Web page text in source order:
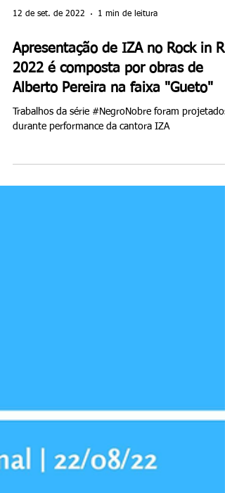
12 de set. de 2022 1 min de leitura
Apresentação de IZA no Rock in
2022 é composta por obras de
Alberto Pereira na faixa "Gueto"